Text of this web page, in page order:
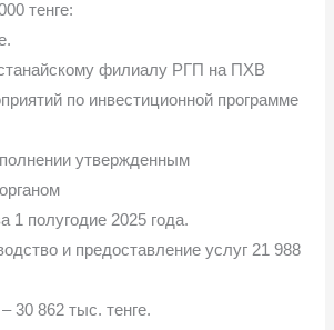
тенге:
филиалу РГП на ПХВ
по инвестиционной программе
утвержденным
1 полугодие 2025 года.
и предоставление услуг 21 988
30 862 тыс. тенге.